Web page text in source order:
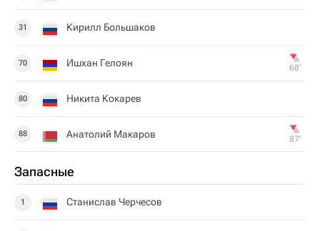
31 Кирилл Большаков
70 Ишхан Гелоян 68‎’‎
80 Никита Кокарев
88 Анатолий Макаров 87‎’‎
Запасные
1 Станислав Черчесов